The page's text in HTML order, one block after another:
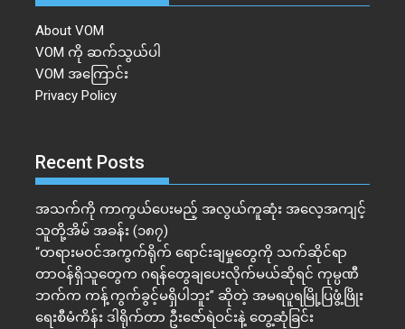
About VOM
VOM ကို ဆက်သွယ်ပါ
VOM အကြောင်း
Privacy Policy
Recent Posts
အသက်ကို ကာကွယ်ပေးမည့် အလွယ်ကူဆုံး အလေ့အကျင့်
သူတို့အိမ် အခန်း (၁၈၇)
“တရားမဝင်အကွက်ရိုက် ရောင်းချမှုတွေကို သက်ဆိုင်ရာ
တာဝန်ရှိသူတွေက ဂရန်တွေချပေးလိုက်မယ်ဆိုရင် ကုမ္ပဏီ
ဘက်က ကန့်ကွက်ခွင့်မရှိပါဘူး” ဆိုတဲ့ အမရပူရမြို့ပြဖွံ့ဖြိုး
ရေးစီမံကိန်း ဒါရိုက်တာ ဦးဇော်ရဲဝင်းနဲ့ တွေ့ဆုံခြင်း